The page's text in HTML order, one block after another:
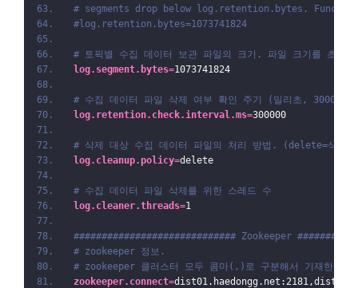
# segments drop below log.retention.bytes.
#log.retention.bytes=1073741824
# 토픽별 수집 데이터 보관 파일의 크기. 파일 크기를 초과
log.segment.bytes=1073741824
# 수집 데이터 파일 삭제 여부 확인 주기 (밀리초,
log.retention.check.interval.ms=300000
# 삭제 대상 수집 데이터 파일의 처리 방법. (delete=삭제,
log.cleanup.policy=delete
# 수집 데이터 파일 삭제를 위한 스레드 수
log.cleaner.threads=1
############################# Zookeeper
# zookeeper 정보.
# zookeeper 클러스터 모두 콤마(,)로 구분해서 기재한다.
zookeeper.connect=